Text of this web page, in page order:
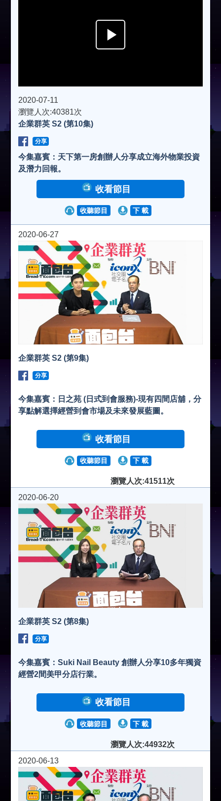
V
d
e
o
2020-07-11
瀏覽人次:40381次
企業群英 S2 (第10集)
分享
今集嘉賓：天下第一房創辦人分享成立海外物業投資
及潛力回報。
收看節目
收聽節目 下 載
2020-06-27
企業群英 S2 (第9集)
分享
今集嘉賓：日之苑 (日式到會服務)-現有四間店舖，分
享點解選擇經營到會市場及未來發展藍圖。
收看節目
收聽節目 下 載
瀏覽人次:41511次
2020-06-20
企業群英 S2 (第8集)
分享
今集嘉賓：Suki Nail Beauty 創辦人分享10多年獨資
經營2間美甲分店行業。
收看節目
收聽節目 下 載
瀏覽人次:44932次
2020-06-13